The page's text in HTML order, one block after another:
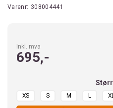
Varenr: 308004441
Inkl. mva
695,-
XS S M L XL